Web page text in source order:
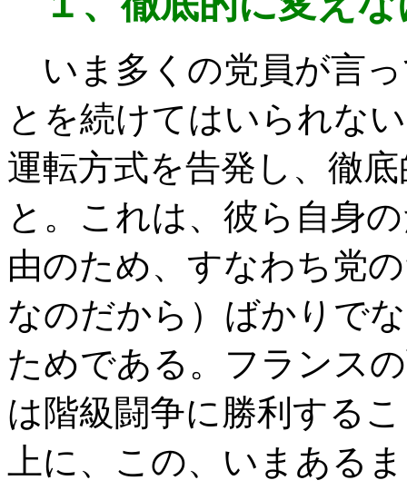
いま多くの党員が言
とを続けてはいられな
運転方式を告発し、徹
と。これは、彼ら自身
由のため、すなわち党
なのだから）ばかりで
ためである。フランス
は階級闘争に勝利する
上に、この、いまある